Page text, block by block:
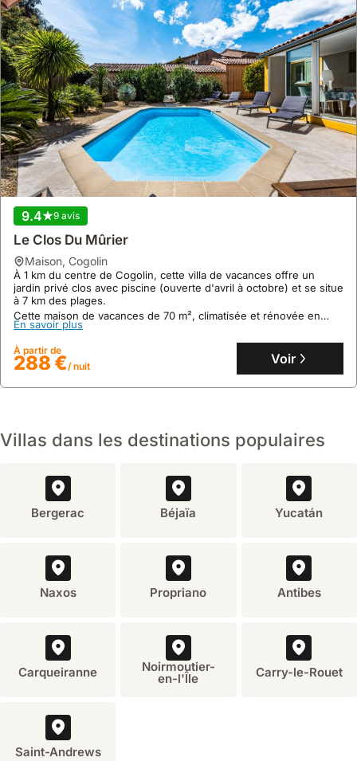
9.4 9 avis
Le Clos Du Mûrier
maison, Cogolin
À 1 km du centre de Cogolin, cette villa de vacances offre un
jardin privé clos avec piscine (ouverte d'avril à octobre) et se situe
à 7 km des plages.
Cette maison de vacances de 70 m², climatisée et rénovée en
2023, peut accueillir 4 personnes et dispose d'une terrasse de 20
m² avec barbecue électrique et d'une cuisine entièrement
équipée.
En savoir plus
À partir de
288 €/ nuit Voir
Villas dans les destinations populaires
Bergerac Béjaïa Yucatán
Naxos Propriano Antibes
Carqueiranne Noirmoutier-
en-l'Île Carry-le-Rouet
Saint-Andrews